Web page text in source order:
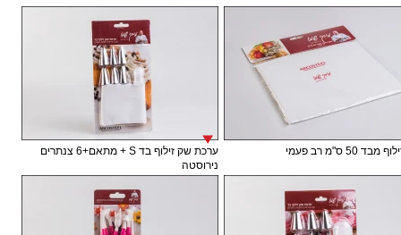
50 ס"מ רב פעמי
ערכת שק זילוף בד S + מתאם+6 צנתרים
נירוסטה